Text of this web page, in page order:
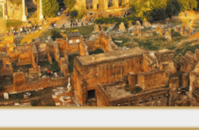
гг)
Века. Готы
Века.
и
Арки, колонны и
обелиски
Фонтаны